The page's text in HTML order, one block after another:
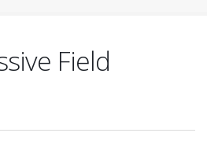
Field